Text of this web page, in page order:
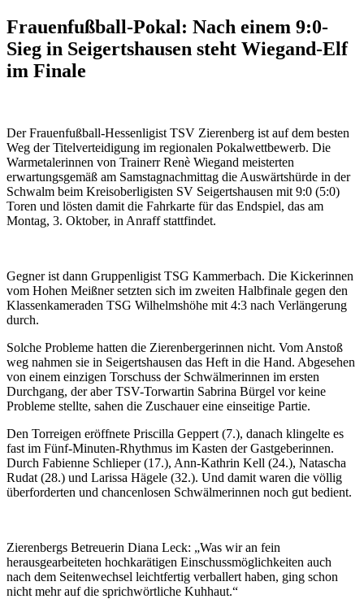
Frauenfußball-Pokal: Nach einem 9:0-
Sieg in Seigertshausen steht Wiegand-Elf
im Finale
Der Frauenfußball-Hessenligist TSV Zierenberg ist auf dem besten
Weg der Titelverteidigung im regionalen Pokalwettbewerb. Die
Warmetalerinnen von Trainerr Renè Wiegand meisterten
erwartungsgemäß am Samstagnachmittag die Auswärtshürde in der
Schwalm beim Kreisoberligisten SV Seigertshausen mit 9:0 (5:0)
Toren und lösten damit die Fahrkarte für das Endspiel, das am
Montag, 3. Oktober, in Anraff stattfindet.
Gegner ist dann Gruppenligist TSG Kammerbach. Die Kickerinnen
vom Hohen Meißner setzten sich im zweiten Halbfinale gegen den
Klassenkameraden TSG Wilhelmshöhe mit 4:3 nach Verlängerung
durch.
Solche Probleme hatten die Zierenbergerinnen nicht. Vom Anstoß
weg nahmen sie in Seigertshausen das Heft in die Hand. Abgesehen
von einem einzigen Torschuss der Schwälmerinnen im ersten
Durchgang, der aber TSV-Torwartin Sabrina Bürgel vor keine
Probleme stellte, sahen die Zuschauer eine einseitige Partie.
Den Torreigen eröffnete Priscilla Geppert (7.), danach klingelte es
fast im Fünf-Minuten-Rhythmus im Kasten der Gastgeberinnen.
Durch Fabienne Schlieper (17.), Ann-Kathrin Kell (24.), Natascha
Rudat (28.) und Larissa Hägele (32.). Und damit waren die völlig
überforderten und chancenlosen Schwälmerinnen noch gut bedient.
Zierenbergs Betreuerin Diana Leck: „Was wir an fein
herausgearbeiteten hochkarätigen Einschussmöglichkeiten auch
nach dem Seitenwechsel leichtfertig verballert haben, ging schon
nicht mehr auf die sprichwörtliche Kuhhaut.“